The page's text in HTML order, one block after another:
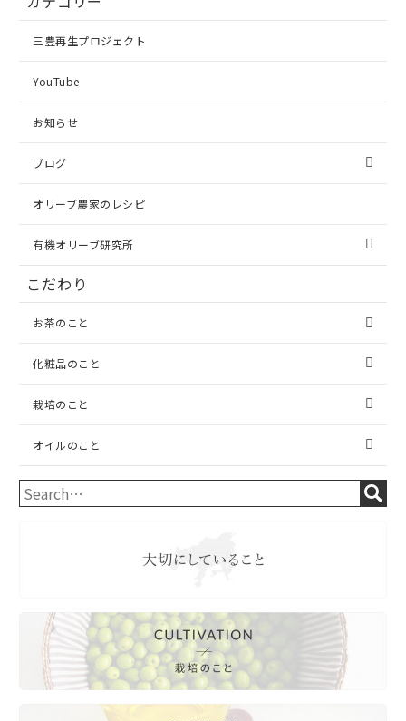
三豊再生プロジェクト
YouTube
お知らせ
ブログ
オリーブ農家のレシピ
有機オリーブ研究所
こだわり
お茶のこと
化粧品のこと
栽培のこと
オイルのこと